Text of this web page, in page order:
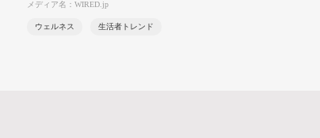
メディア名：WIRED.jp
ウェルネス 生活者トレンド